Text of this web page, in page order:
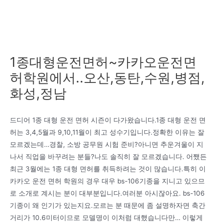
1종대형운전면허~카카오운전면
허학원에서..오산,동탄,수원,병점,
화성,정남
드디어 1종 대형 운전 면허 시즌이 다가왔습니다.1종 대형 운전 면
허는 3,4,5월과 9,10,11월이 최고 성수기입니다.정확한 이유는 잘
모르겠는데…경찰, 소방 공무원 시험 준비?아니면 추운겨울이 지
나서 직업을 바꾸려는 분들?나도 솔직히 잘 모르겠습니다. 어쨌든
최근 3월에는 1종 대형 면허를 취득하려는 것이 많습니다.특히 이
카카오 운전 면허 학원의 경우 대우 bs-106기종을 지니고 있으므
로 소개로 계시는 분이 대부분입니다.여러분 아시잖아요. bs-106
기종이 왜 인기가 있는지요.모르는 분 때문에 좀 설명하자면 축간
거리가 10.6미터이므로 모델명이 이처럼 대했습니다만… 이렇게